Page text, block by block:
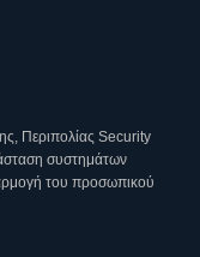
Περιπολίας Security
συστημάτων
του προσωπικού